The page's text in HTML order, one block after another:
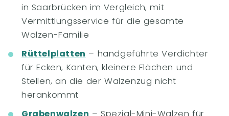
in Saarbrücken im Vergleich, mit
Vermittlungsservice für die gesamte
Walzen-Familie
Rüttelplatten – handgeführte Verdichter
für Ecken, Kanten, kleinere Flächen und
Stellen, an die der Walzenzug nicht
herankommt